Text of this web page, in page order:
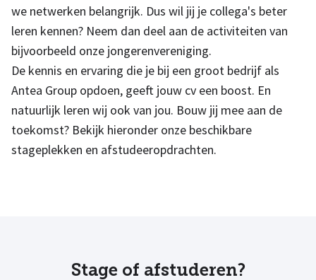
we netwerken belangrijk. Dus wil jij je collega's beter
leren kennen? Neem dan deel aan de activiteiten van
bijvoorbeeld onze jongerenvereniging.
De kennis en ervaring die je bij een groot bedrijf als
Antea Group opdoen, geeft jouw cv een boost. En
natuurlijk leren wij ook van jou. Bouw jij mee aan de
toekomst? Bekijk hieronder onze beschikbare
stageplekken en afstudeeropdrachten.
Stage of afstuderen?